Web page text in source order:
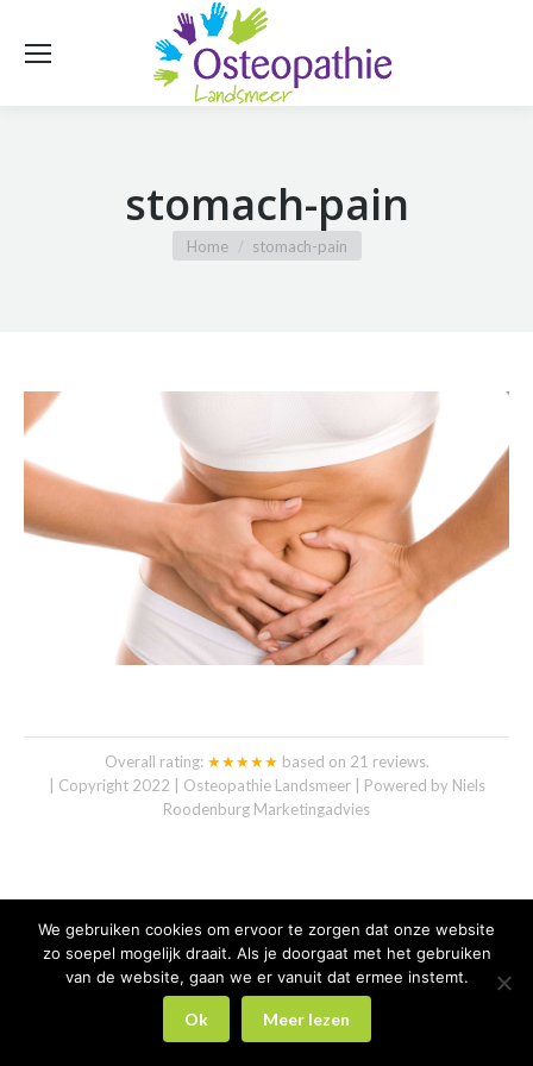
stomach-pain
Je bent hier:
Home stomach-pain
Overall rating: ★★★★★ based on 21 reviews.
| Copyright 2022 | Osteopathie Landsmeer | Powered by Niels
Roodenburg Marketingadvies
Maak nu een afspraak
We gebruiken cookies om ervoor te zorgen dat onze website
zo soepel mogelijk draait. Als je doorgaat met het gebruiken
van de website, gaan we er vanuit dat ermee instemt.
Ok Meer lezen